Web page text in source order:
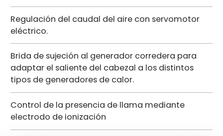
Regulación del caudal del aire con servomotor
eléctrico.
Brida de sujeción al generador corredera para
adaptar el saliente del cabezal a los distintos
tipos de generadores de calor.
Control de la presencia de llama mediante
electrodo de ionización